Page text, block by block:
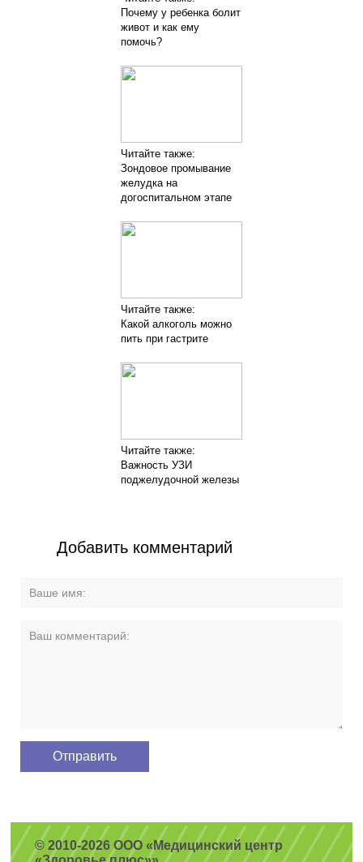
Почему у ребенка болит
живот и как ему
помочь?
Читайте также:
Зондовое промывание
желудка на
догоспитальном этапе
Читайте также:
Какой алкоголь можно
пить при гастрите
Читайте также:
Важность УЗИ
поджелудочной железы
Добавить комментарий
© 2010-2026 ООО «Медицинский центр